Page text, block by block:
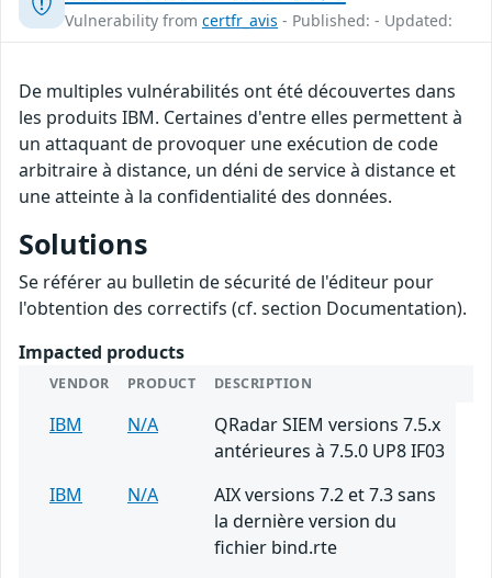
Vulnerability from certfr_avis - Published: - Updated:
De multiples vulnérabilités ont été découvertes dans
les produits IBM. Certaines d'entre elles permettent à
un attaquant de provoquer une exécution de code
arbitraire à distance, un déni de service à distance et
une atteinte à la confidentialité des données.
Solutions
Se référer au bulletin de sécurité de l'éditeur pour
l'obtention des correctifs (cf. section Documentation).
Impacted products
VENDOR PRODUCT DESCRIPTION
IBM N/A
QRadar SIEM versions 7.5.x
antérieures à 7.5.0 UP8 IF03
IBM
N/A
AIX versions 7.2 et 7.3 sans
la dernière version du
fichier bind.rte